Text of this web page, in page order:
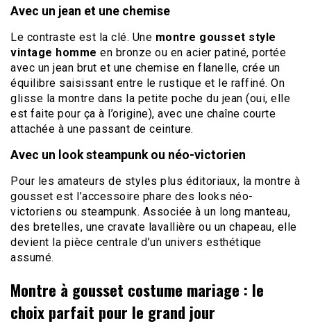
Avec un jean et une chemise
Le contraste est la clé. Une montre gousset style
vintage homme en bronze ou en acier patiné, portée
avec un jean brut et une chemise en flanelle, crée un
équilibre saisissant entre le rustique et le raffiné. On
glisse la montre dans la petite poche du jean (oui, elle
est faite pour ça à l’origine), avec une chaîne courte
attachée à une passant de ceinture.
Avec un look steampunk ou néo-victorien
Pour les amateurs de styles plus éditoriaux, la montre à
gousset est l’accessoire phare des looks néo-
victoriens ou steampunk. Associée à un long manteau,
des bretelles, une cravate lavallière ou un chapeau, elle
devient la pièce centrale d’un univers esthétique
assumé.
Montre à gousset costume mariage : le
choix parfait pour le grand jour